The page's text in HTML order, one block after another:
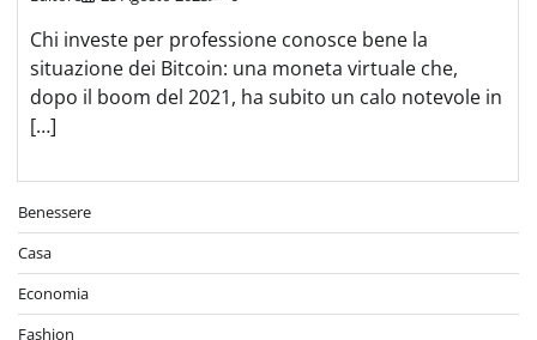
Chi investe per professione conosce bene la
situazione dei Bitcoin: una moneta virtuale che,
dopo il boom del 2021, ha subito un calo notevole in
[…]
Benessere
Casa
Economia
Fashion